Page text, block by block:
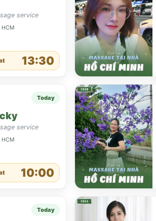
service
13:30
Today
service
10:00
Today